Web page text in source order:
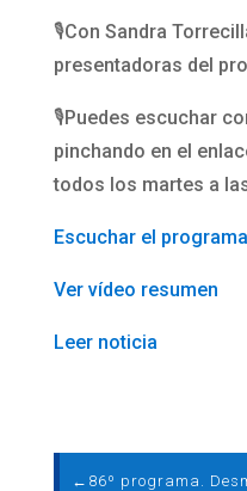
🎙️Con Sandra
presentadoras del
🎙️Puedes escuchar
pinchando en el
todos los martes a
Escuchar el
Ver vídeo resumen
Leer noticia
← 86º programa.